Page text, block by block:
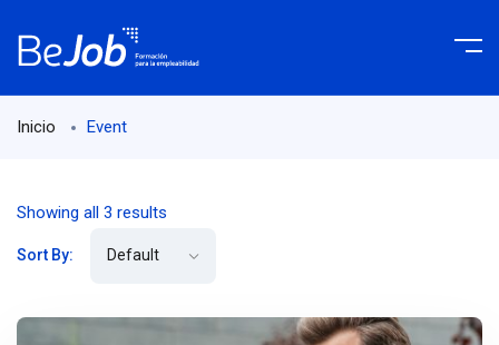
Inicio Event
Showing all 3 results
Sort By: